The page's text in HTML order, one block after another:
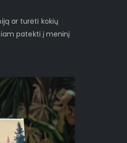
ar turėti kokių
patekti į meninį